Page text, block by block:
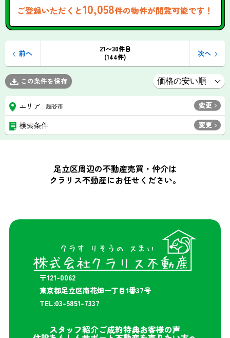
ご登録いただくと10,058件の物件が閲覧可能です！
21〜30件目
(144件)
前へ 次へ
この条件を保存
エリア 越谷市 変更
検索条件 変更
足立区周辺の不動産売買・仲介は
クラリス不動産にお任せください。
〒121-0062
東京都足立区南花畑一丁目1番37号
TEL:03-5851-7337
スタッフ紹介ご成約特典お客様の声